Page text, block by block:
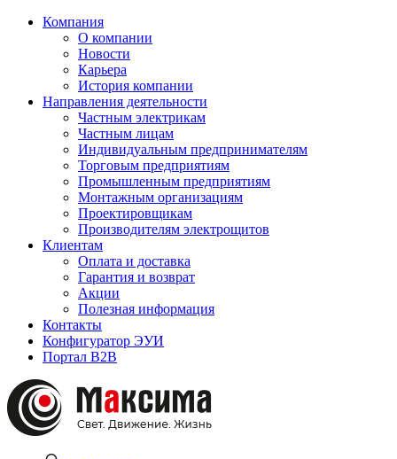
Компания
О компании
Новости
Карьера
История компании
Направления деятельности
Частным электрикам
Частным лицам
Индивидуальным предпринимателям
Торговым предприятиям
Промышленным предприятиям
Монтажным организациям
Проектировщикам
Производителям электрощитов
Клиентам
Оплата и доставка
Гарантия и возврат
Акции
Полезная информация
Контакты
Конфигуратор ЭУИ
Портал B2B